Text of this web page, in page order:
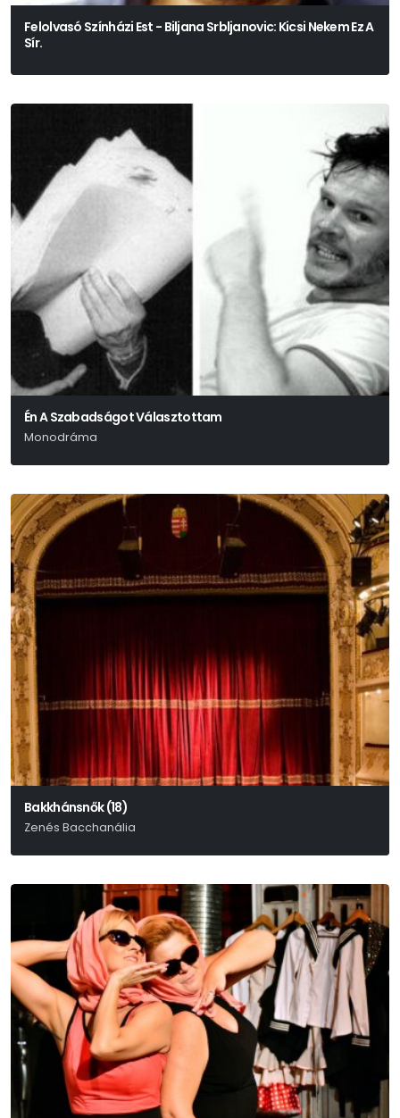
Felolvasó Színházi Est - Biljana Srbljanovic: Kicsi Nekem Ez A
Sír.
Én A Szabadságot Választottam
Monodráma
Bakkhánsnők (18)
Zenés Bacchanália